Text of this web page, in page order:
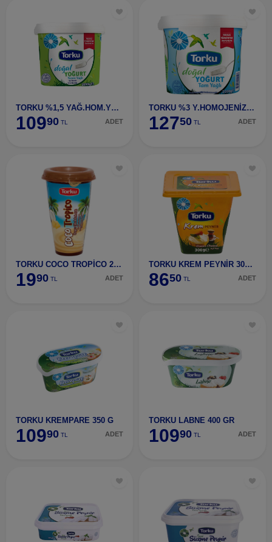
TORKU %1,5 YAĞ.HOM.YOĞURT 2000 G
10990 TL ADET
TORKU %3 Y.HOMOJENİZE YOĞURT 2000 G
12750 TL ADET
TORKU COCO TROPİCO 230 ML
1990 TL ADET
TORKU KREM PEYNİR 300 GR
8650 TL ADET
TORKU KREMPARE 350 G
10990 TL ADET
TORKU LABNE 400 GR
10990 TL ADET